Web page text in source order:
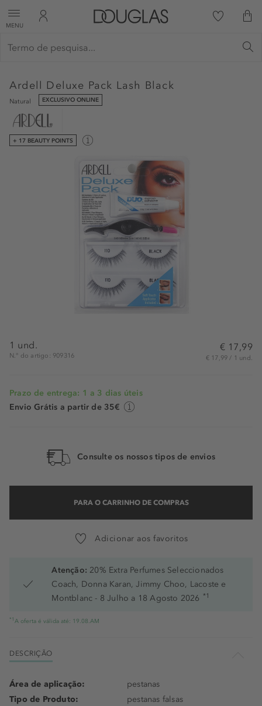
MENU
Ardell Deluxe Pack Lash Black
Natural EXCLUSIVO ONLINE
+ 17 BEAUTY POINTS
1 und.
N.° do artigo: 909316
€ 17,99
€ 17,99 / 1 und.
Prazo de entrega: 1 a 3 dias úteis
Envio Grátis a partir de 35€
Consulte os nossos tipos de envios
PARA O CARRINHO DE COMPRAS
Adicionar aos favoritos
Atenção: 20% Extra Perfumes Seleccionados
Coach, Donna Karan, Jimmy Choo, Lacoste e
Montblanc - 8 Julho a 18 Agosto 2026 *1
*1 A oferta é válida até: 19.08.AM
DESCRIÇÃO
Área de aplicação:
pestanas
Tipo de Produto:
pestanas falsas